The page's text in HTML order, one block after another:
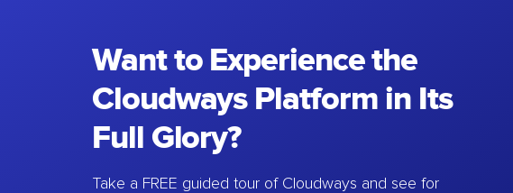
Want to Experience the
Cloudways Platform in Its
Full Glory?
Take a FREE guided tour of Cloudways and see for